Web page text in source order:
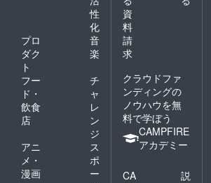
性
化
プロ
ダク
ト
音
楽
フー
ド・
飲食
店
チ
ャ
レ
ン
ジ
アニ
メ・
漫画
ス
ポ
ー
資
料
請
求
クラウドファ
ンディングの
ノウハウを無
料で学ぼう
CAMPFIRE
アカデミー
CA
説